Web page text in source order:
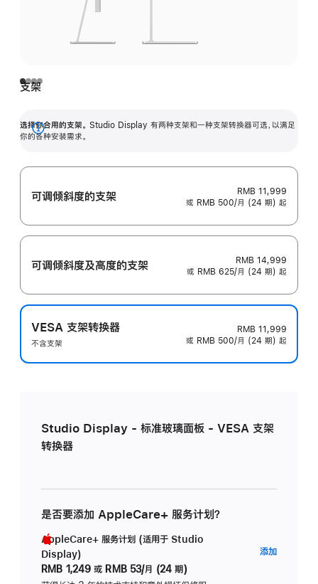
支架
选择你合用的支架。 Studio Display 有两种支架和一种支架转换器可选，以满足
你的各种安装需求。
展
可调倾斜度的支架
RMB 11,999
或 RMB 500/月 (24 期) 起
可调倾斜度及高‍度的支‍架
RMB 14,999
或 RMB 625/月 (24 期) 起
VESA 支架转换器
不含支架
RMB 11,999
或 RMB 500/月 (24 期) 起
Studio Display - 标准玻璃面板 - VESA 支架
转换器
是否要添加 AppleCare+ 服务计划？
AppleCare+ 服务计划 (适用于 Studio
Display)
RMB 1,249 或 RMB 53/月 (24 期)
添加